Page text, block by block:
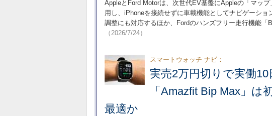
AppleとFord Motorは、次世代EV基盤にAppleの「マッ
用し、iPhoneを接続せずに車載機能としてナビゲーシ
調整にも対応するほか、Fordのハンズフリー走行機能「
（2026/7/24）
スマートウォッチ ナビ：
実売2万円切りで実働
「Amazfit Bip Max」
最適か